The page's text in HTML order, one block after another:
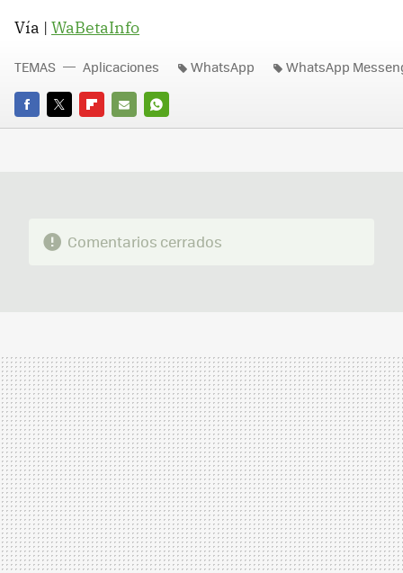
Vía | WaBetaInfo
FACEBOOK
TWITTERFLIPBOARD
E-
WHATSAPP
TEMAS Aplicaciones WhatsApp WhatsApp
Comentarios cerrados